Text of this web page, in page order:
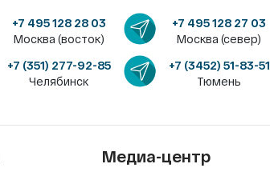
+7 495 128 28 03
Москва (восток)
+7 495 128 27 03
Москва (север)
+7 (351) 277-92-85
Челябинск
+7 (3452) 51-83-51
Тюмень
Медиа-центр